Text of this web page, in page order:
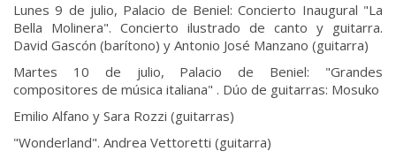
Lunes 9 de julio, Palacio de Beniel: Concierto Inaugural "La
Bella Molinera". Concierto ilustrado de canto y guitarra.
David Gascón (barítono) y Antonio José Manzano (guitarra)
Martes 10 de julio, Palacio de Beniel: "Grandes
compositores de música italiana" . Dúo de guitarras: Mosuko
Emilio Alfano y Sara Rozzi (guitarras)
"Wonderland". Andrea Vettoretti (guitarra)